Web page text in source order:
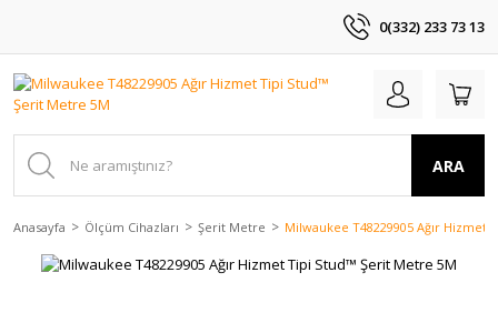
0(332) 233 73 13
ARA
Anasayfa Ölçüm Cihazları Şerit Metre Milwaukee T48229905 Ağır